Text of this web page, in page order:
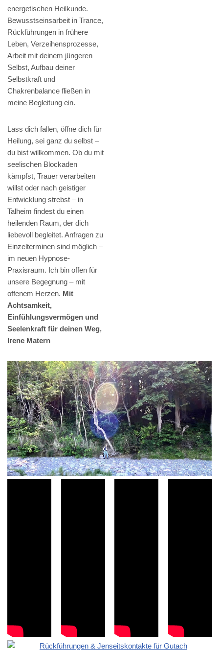
energetischen Heilkunde.
Bewusstseinsarbeit in Trance,
Rückführungen in frühere
Leben, Verzeihensprozesse,
Arbeit mit deinem jüngeren
Selbst, Aufbau deiner
Selbstkraft und
Chakrenbalance fließen in
meine Begleitung ein.
Lass dich fallen, öffne dich für
Heilung, sei ganz du selbst –
du bist willkommen. Ob du mit
seelischen Blockaden
kämpfst, Trauer verarbeiten
willst oder nach geistiger
Entwicklung strebst – in
Talheim findest du einen
heilenden Raum, der dich
liebevoll begleitet. Anfragen zu
Einzelterminen sind möglich –
im neuen Hypnose-
Praxisraum. Ich bin offen für
unsere Begegnung – mit
offenem Herzen. Mit
Achtsamkeit,
Einfühlungsvermögen und
Seelenkraft für deinen Weg,
Irene Matern